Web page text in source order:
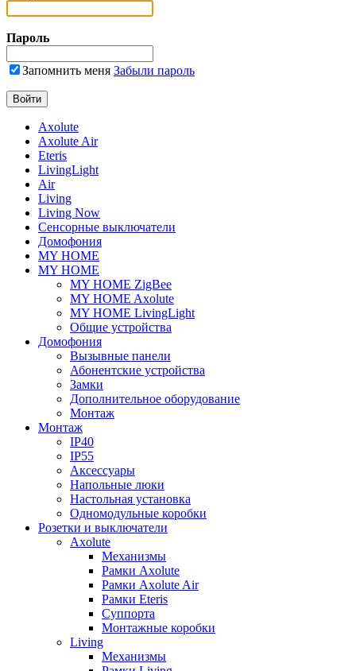
Пароль
Запомнить меня Забыли пароль
Axolute
Axolute Air
Eteris
LivingLight
Air
Living
Living Now
Сенсорные выключатели
Домофония
MY HOME
MY HOME
MY HOME ZigBee
MY HOME Axolute
MY HOME LivingLight
Общие устройства
Домофония
Вызывные панели
Абонентские устройства
Замки
Дополнительное оборудование
Монтаж
Монтаж
IP40
IP55
Аксессуары
Напольные люки
Настольная установка
Одномодульные коробки
Розетки и выключатели
Axolute
Механизмы
Рамки Axolute
Рамки Axolute Air
Рамки Eteris
Суппорта
Монтажные коробки
Living
Механизмы